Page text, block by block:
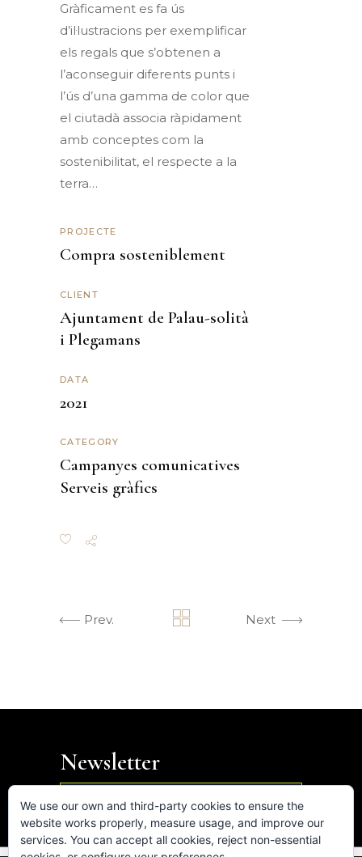
Gràficament es fa ús
d’il·lustracions per exemplificar
els regals que s’obtenen a
l’aconseguir diferents punts i
l’ús d’una gamma de color que
el ciutadà associa ràpidament
amb conceptes com la
sostenibilitat, el respecte a la
terra…
PROJECTE
Compra sosteniblement
CLIENT
Ajuntament de Palau-solità
i Plegamans
DATA
2021
CATEGORY
Campanyes comunicatives
Serveis gràfics
Prev. Next
Newsletter

We use our own and third-party cookies to ensure the
website works properly, measure usage, and improve our
services. You can accept all cookies, reject non-essential